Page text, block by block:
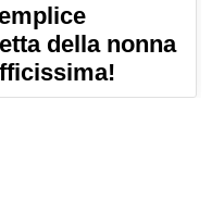
della nonna